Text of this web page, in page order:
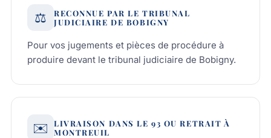
⚖️
RECONNUE PAR LE TRIBUNAL
JUDICIAIRE DE BOBIGNY
Pour vos jugements et pièces de procédure à
produire devant le tribunal judiciaire de Bobigny.
✉️
LIVRAISON DANS LE 93 OU RETRAIT À
MONTREUIL